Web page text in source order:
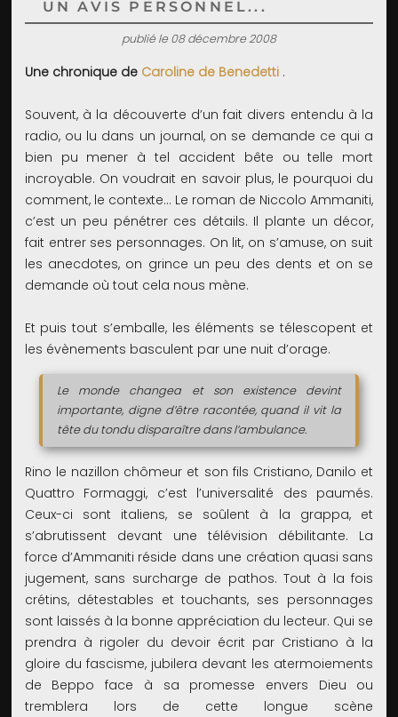
UN AVIS PERSONNEL...
publié le 08 décembre 2008
Une chronique de Caroline de Benedetti .
Souvent, à la découverte d’un fait divers entendu à la
radio, ou lu dans un journal, on se demande ce qui a
bien pu mener à tel accident bête ou telle mort
incroyable. On voudrait en savoir plus, le pourquoi du
comment, le contexte... Le roman de Niccolo Ammaniti,
c’est un peu pénétrer ces détails. Il plante un décor,
fait entrer ses personnages. On lit, on s’amuse, on suit
les anecdotes, on grince un peu des dents et on se
demande où tout cela nous mène.
Et puis tout s’emballe, les éléments se télescopent et
les évènements basculent par une nuit d’orage.
Le monde changea et son existence devint
importante, digne d’être racontée, quand il vit la
tête du tondu disparaître dans l’ambulance.
Rino le nazillon chômeur et son fils Cristiano, Danilo et
Quattro Formaggi, c’est l’universalité des paumés.
Ceux-ci sont italiens, se soûlent à la grappa, et
s’abrutissent devant une télévision débilitante. La
force d’Ammaniti réside dans une création quasi sans
jugement, sans surcharge de pathos. Tout à la fois
crétins, détestables et touchants, ses personnages
sont laissés à la bonne appréciation du lecteur. Qui se
prendra à rigoler du devoir écrit par Cristiano à la
gloire du fascisme, jubilera devant les atermoiements
de Beppo face à sa promesse envers Dieu ou
tremblera lors de cette longue scène